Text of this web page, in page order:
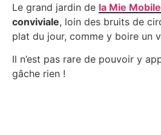
Le grand jardin de la Mie Mobile
conviviale, loin des bruits de
plat du jour, comme y boire un
Il n’est pas rare de pouvoir y
gâche rien !